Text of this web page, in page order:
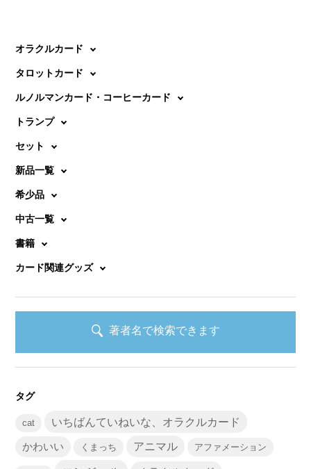
オラクルカード
タロットカード
ルノルマンカード・コーヒーカード
トランプ
セット
新品一覧
希少品
中古一覧
書籍
カード関連グッズ
著者名で検索できます
タグ
cat いちばんていねいな、オラクルカード
かわいい くまっち アニマル アファメーション